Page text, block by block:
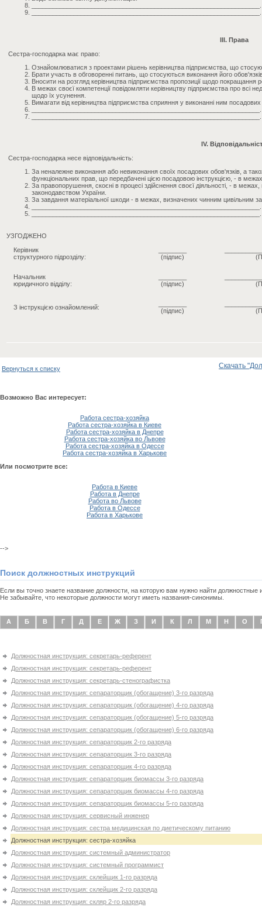
III. Права
Сестра-господарка має право:
Ознайомлюватися з проектами рішень керівництва підприємства, що
Брати участь в обговоренні питань, що стосуються виконання його
Вносити на розгляд керівництва підприємства пропозиції щодо покращання
В межах своєї компетенції повідомляти керівництву підприємства про всі
щодо їх усунення.
Вимагати від керівництва підприємства сприяння у виконанні ним посадових
IV.
Сестра-господарка несе відповідальність:
За неналежне виконання або невиконання своїх посадових обов'язків, а
функціональних прав, що передбачені цією посадовою інструкцією, - в
За правопорушення, скоєні в процесі здійснення своєї діяльності, - в
законодавством України.
За завдання матеріальної шкоди - в межах, визначених чинним цивільним
УЗГОДЖЕНО
Керівник
структурного підрозділу:
(підпис)
Начальник
юридичного відділу:
(підпис)
З інструкцією ознайомлений:
(підпис)
Вернуться к списку Скачать
Возможно Вас интересует:
Работа сестра-хозяйка
Работа сестра-хозяйка в Киеве
Работа сестра-хозяйка в Днепре
Работа сестра-хозяйка во Львове
Работа сестра-хозяйка в Одессе
Работа сестра-хозяйка в Харькове
Или посмотрите все:
Работа в Киеве
Работа в Днепре
Работа во Львове
Работа в Одессе
Работа в Харькове
-->
Поиск должностных инструкций
Если вы точно знаете название должности, на которую вам нужно найти
Не забывайте, что некоторые должности могут иметь названия-синонимы.
А Б В Г Д Е Ж З И К Л М Н О
Должностная инструкция: секретарь-референт
Должностная инструкция: секретарь-референт
Должностная инструкция: секретарь-стенографистка
Должностная инструкция: сепараторщик (обогащение) 3-го разряда
Должностная инструкция: сепараторщик (обогащение) 4-го разряда
Должностная инструкция: сепараторщик (обогащение) 5-го разряда
Должностная инструкция: сепараторщик (обогащение) 6-го разряда
Должностная инструкция: сепараторщик 2-го разряда
Должностная инструкция: сепараторщик 3-го разряда
Должностная инструкция: сепараторщик 4-го разряда
Должностная инструкция: сепараторщик биомассы 3-го разряда
Должностная инструкция: сепараторщик биомассы 4-го разряда
Должностная инструкция: сепараторщик биомассы 5-го разряда
Должностная инструкция: сервисный инженер
Должностная инструкция: сестра медицинская по диетическому питанию
Должностная инструкция: сестра-хозяйка
Должностная инструкция: системный администратор
Должностная инструкция: системный программист
Должностная инструкция: склейщик 1-го разряда
Должностная инструкция: склейщик 2-го разряда
Должностная инструкция: скляр 2-го разряда